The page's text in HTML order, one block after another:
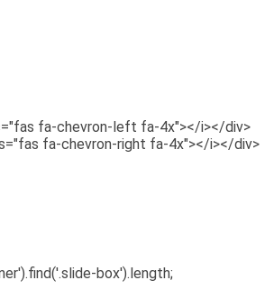
fa-chevron-left fa-4x"></i></div>
fa-chevron-right fa-4x"></i></div>
box').length;